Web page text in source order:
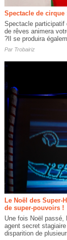
Spectacle de cirque
Spectacle participatif
de rêves animera
?Il se produira
Par Trobairiz
Le Noël des Super-
de super-pouvoirs !
Une fois Noël passé,
agent secret
disparition de